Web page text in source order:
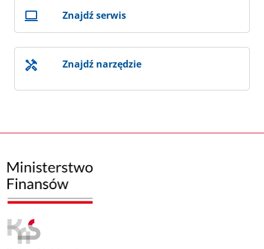
Znajdź serwis
Znajdź narzędzie